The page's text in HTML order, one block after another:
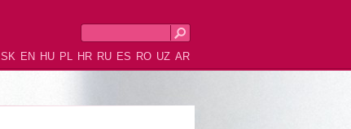
SK EN HU PL HR RU ES RO UZ AR